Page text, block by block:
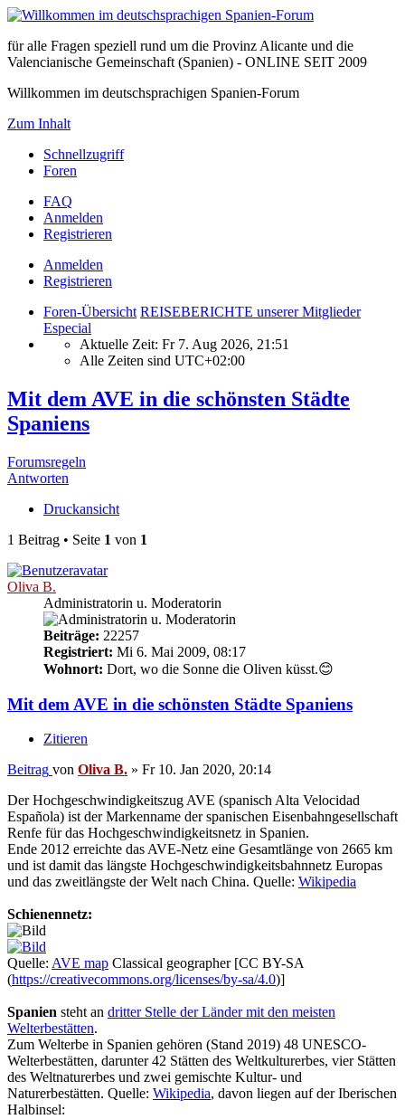
für alle Fragen speziell rund um die Provinz Alicante und die
Valencianische Gemeinschaft (Spanien) - ONLINE SEIT 2009
Willkommen im deutschsprachigen Spanien-Forum
Zum Inhalt
Schnellzugriff
Foren
FAQ
Anmelden
Registrieren
Anmelden
Registrieren
Foren-Übersicht REISEBERICHTE unserer Mitglieder
Especial
Aktuelle Zeit: Fr 7. Aug 2026, 21:51
Alle Zeiten sind UTC+02:00
Mit dem AVE in die schönsten Städte
Spaniens
Forumsregeln
Antworten
Druckansicht
1 Beitrag • Seite 1 von 1
Oliva B.
Administratorin u. Moderatorin
Beiträge: 22257
Registriert: Mi 6. Mai 2009, 08:17
Wohnort: Dort, wo die Sonne die Oliven küsst.😊
Mit dem AVE in die schönsten Städte Spaniens
Zitieren
Beitrag von Oliva B. » Fr 10. Jan 2020, 20:14
Der Hochgeschwindigkeitszug AVE (spanisch Alta Velocidad
Española) ist der Markenname der spanischen Eisenbahngesellschaft
Renfe für das Hochgeschwindigkeitsnetz in Spanien.
Ende 2012 erreichte das AVE-Netz eine Gesamtlänge von 2665 km
und ist damit das längste Hochgeschwindigkeitsbahnnetz Europas
und das zweitlängste der Welt nach China. Quelle: Wikipedia
Schienennetz:
Quelle: AVE map Classical geographer [CC BY-SA
(https://creativecommons.org/licenses/by-sa/4.0)]
Spanien steht an dritter Stelle der Länder mit den meisten
Welterbestätten.
Zum Welterbe in Spanien gehören (Stand 2019) 48 UNESCO-
Welterbestätten, darunter 42 Stätten des Weltkulturerbes, vier Stätten
des Weltnaturerbes und zwei gemischte Kultur- und
Naturerbestätten. Quelle: Wikipedia, davon liegen auf der Iberischen
Halbinsel: